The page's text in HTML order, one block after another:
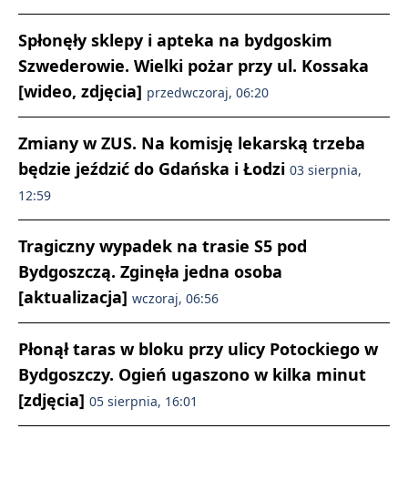
Spłonęły sklepy i apteka na bydgoskim
Szwederowie. Wielki pożar przy ul. Kossaka
[wideo, zdjęcia] przedwczoraj, 06:20
Zmiany w ZUS. Na komisję lekarską trzeba
będzie jeździć do Gdańska i Łodzi 03 sierpnia,
12:59
Tragiczny wypadek na trasie S5 pod
Bydgoszczą. Zginęła jedna osoba
[aktualizacja] wczoraj, 06:56
Płonął taras w bloku przy ulicy Potockiego w
Bydgoszczy. Ogień ugaszono w kilka minut
[zdjęcia] 05 sierpnia, 16:01